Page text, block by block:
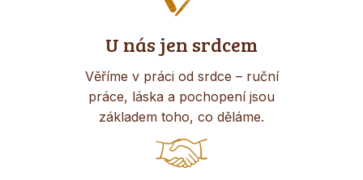
U nás jen srdcem
Věříme v práci od srdce – ruční
práce, láska a pochopení jsou
základem toho, co děláme.